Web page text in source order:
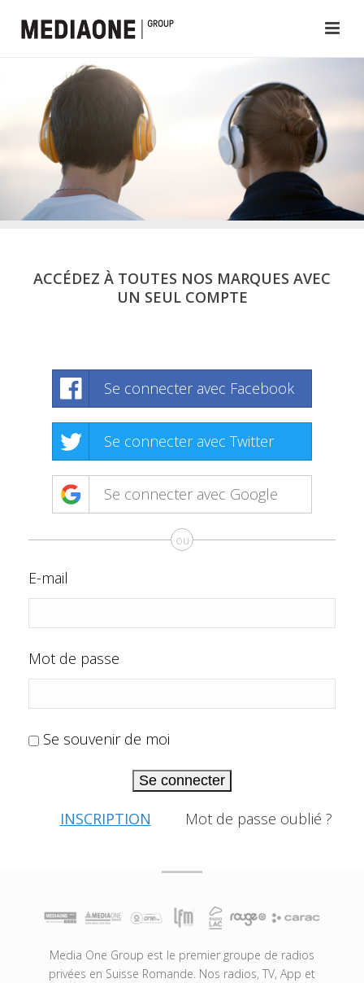
ACCÉDEZ À TOUTES NOS MARQUES AVEC
UN SEUL COMPTE
Se connecter avec Facebook
Se connecter avec Twitter
Se connecter avec Google
ou
E-mail
Mot de passe
Se souvenir de moi
Se connecter
INSCRIPTION Mot de passe oublié ?
Media One Group est le premier groupe de radios
privées en Suisse Romande. Nos radios, TV, App et